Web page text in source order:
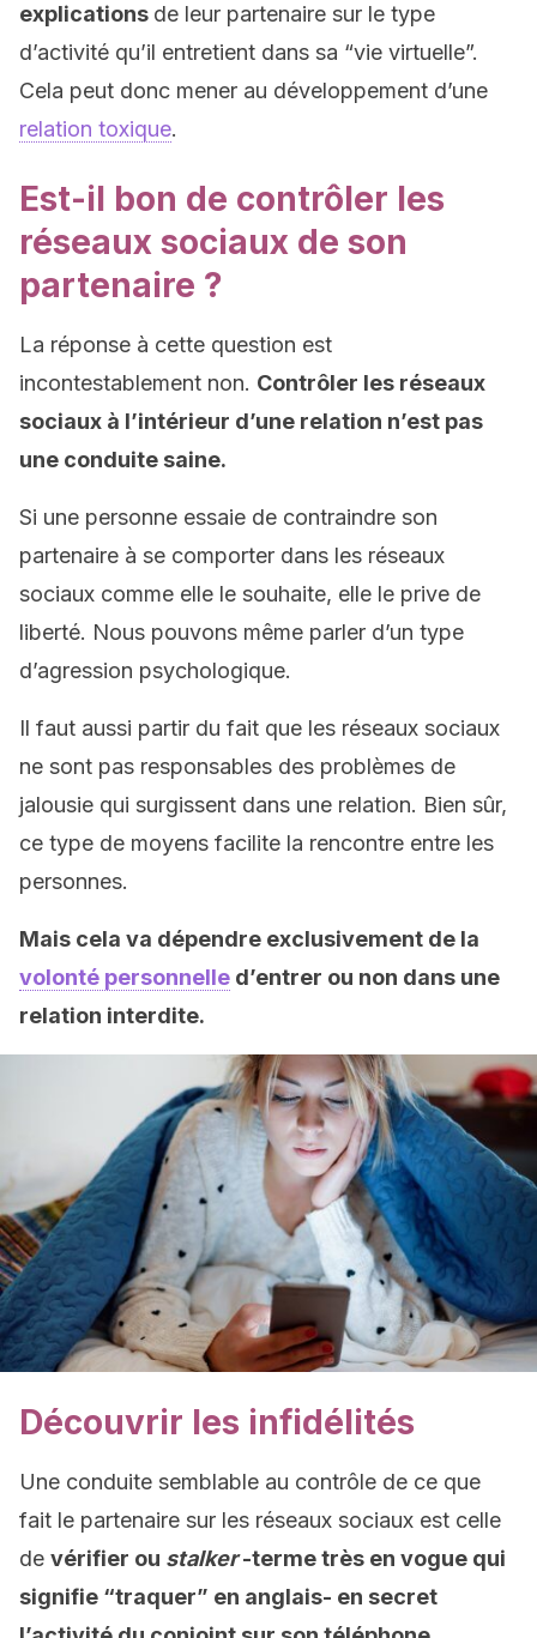
explications de leur partenaire sur le type
d’activité qu’il entretient dans sa “vie virtuelle”.
Cela peut donc mener au développement d’une
relation toxique.
Est-il bon de contrôler les
réseaux sociaux de son
partenaire ?
La réponse à cette question est
incontestablement non. Contrôler les réseaux
sociaux à l’intérieur d’une relation n’est pas
une conduite saine.
Si une personne essaie de contraindre son
partenaire à se comporter dans les réseaux
sociaux comme elle le souhaite, elle le prive de
liberté. Nous pouvons même parler d’un type
d’agression psychologique.
Il faut aussi partir du fait que les réseaux sociaux
ne sont pas responsables des problèmes de
jalousie qui surgissent dans une relation. Bien sûr,
ce type de moyens facilite la rencontre entre les
personnes.
Mais cela va dépendre exclusivement de la
volonté personnelle d’entrer ou non dans une
relation interdite.
Découvrir les infidélités
Une conduite semblable au contrôle de ce que
fait le partenaire sur les réseaux sociaux est celle
de vérifier ou stalker-terme très en vogue qui
signifie “traquer” en anglais- en secret